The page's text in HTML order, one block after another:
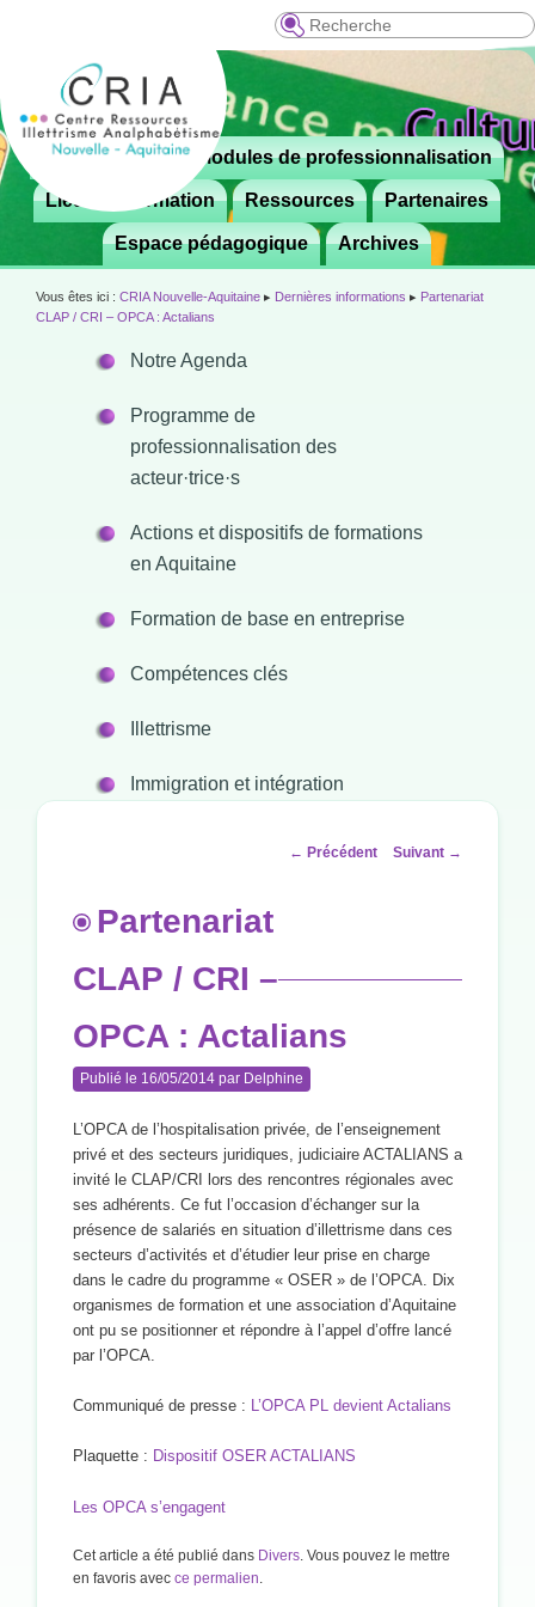
Recherche
Menu
principal
Aller
contenu
principal
 Le CRIA Modules de professionnalisation
Lieux de formation Ressources Partenaires
Espace pédagogique Archives
Vous êtes ici : CRIA Nouvelle-Aquitaine ▸ Dernières informations ▸ Partenariat
CLAP / CRI – OPCA : Actalians
Notre Agenda
Programme de
professionnalisation des
acteur·trice·s
Actions et dispositifs de formations
en Aquitaine
Formation de base en entreprise
Compétences clés
Illettrisme
Immigration et intégration
Navigation
← Précédent Suivant →
Partenariat
CLAP / CRI –
OPCA : Actalians
Publié le 16/05/2014 par Delphine
L’OPCA de l’hospitalisation privée, de l’enseignement
privé et des secteurs juridiques, judiciaire ACTALIANS a
invité le CLAP/CRI lors des rencontres régionales avec
ses adhérents. Ce fut l’occasion d’échanger sur la
présence de salariés en situation d’illettrisme dans ces
secteurs d’activités et d’étudier leur prise en charge
dans le cadre du programme « OSER » de l’OPCA. Dix
organismes de formation et une association d’Aquitaine
ont pu se positionner et répondre à l’appel d’offre lancé
par l’OPCA.
Communiqué de presse : L’OPCA PL devient Actalians
Plaquette : Dispositif OSER ACTALIANS
Les OPCA s’engagent
Cet article a été publié dans Divers . Vous pouvez le mettre
en favoris avec ce permalien